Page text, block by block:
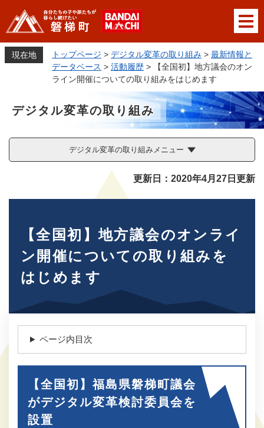
ジ
の
先
メニューを飛ばして本文へ
現在地 トップページ > デジタル変革の取り組み > 最新情報と
データベース > 活動履歴 >
【全国初】地方議会のオン
ライン開催についての取り組みをはじめます
デジタル変革の取り組み
デジタル変革の取り組みメニュー
更新日：2020年4月27日更新
【全国初】地方議会のオンライ
ン開催についての取り組みを
はじめます
ページ内目次
【全国初】福島県磐梯町議会
がデジタル変革検討委員会を
設置